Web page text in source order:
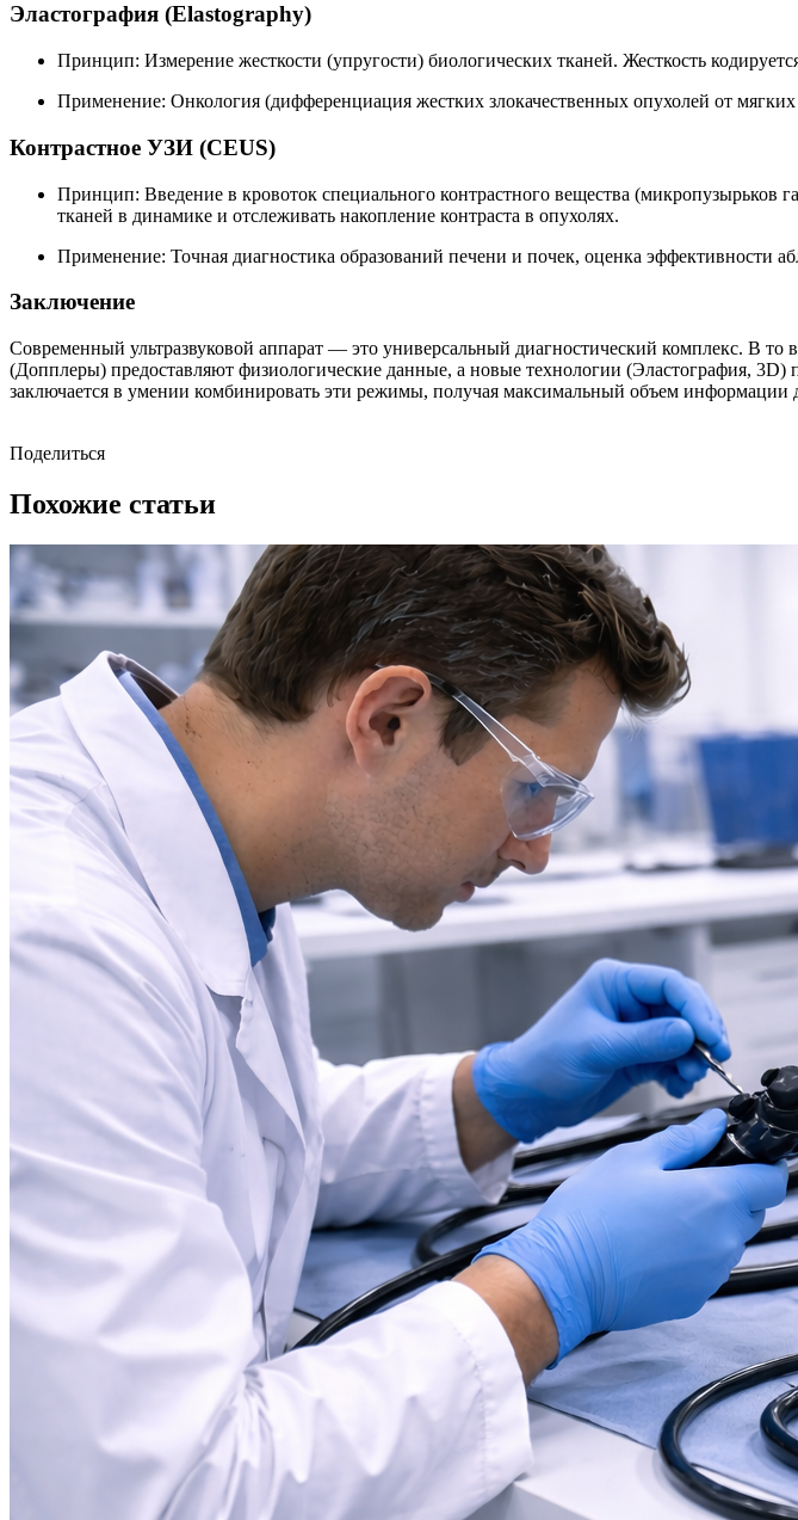
Эластография (Elastography)
Принцип: Измерение жесткости (упругости) биологических тканей. Жесткость
Применение: Онкология (дифференциация жестких злокачественных опухолей от
Контрастное УЗИ (CEUS)
Принцип: Введение в кровоток специального контрастного вещества (микропузырьков
тканей в динамике и отслеживать накопление контраста в опухолях.
Применение: Точная диагностика образований печени и почек, оценка эффективности
Заключение
Современный ультразвуковой аппарат — это универсальный диагностический комплекс. В
(Допплеры) предоставляют физиологические данные, а новые технологии (Эластография,
заключается в умении комбинировать эти режимы, получая максимальный объем информации
Поделиться
Похожие статьи